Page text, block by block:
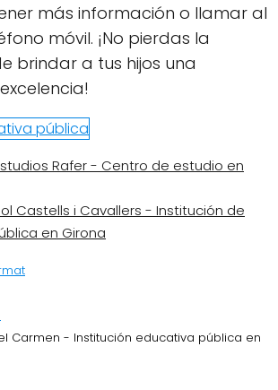
más información o llamar al
móvil. ¡No pierdas la
brindar a tus hijos una
pública
Rafer - Centro de estudio en
Castells i Cavallers - Institución de
en Girona
Carmen - Institución educativa pública en